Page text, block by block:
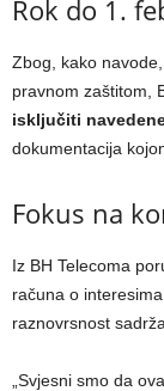
Rok do 1.
Zbog, kako
pravnom zaštitom,
isključiti
dokumentacija
Fokus na
Iz BH Telecoma
računa o
raznovrsnost
„Svjesni smo da